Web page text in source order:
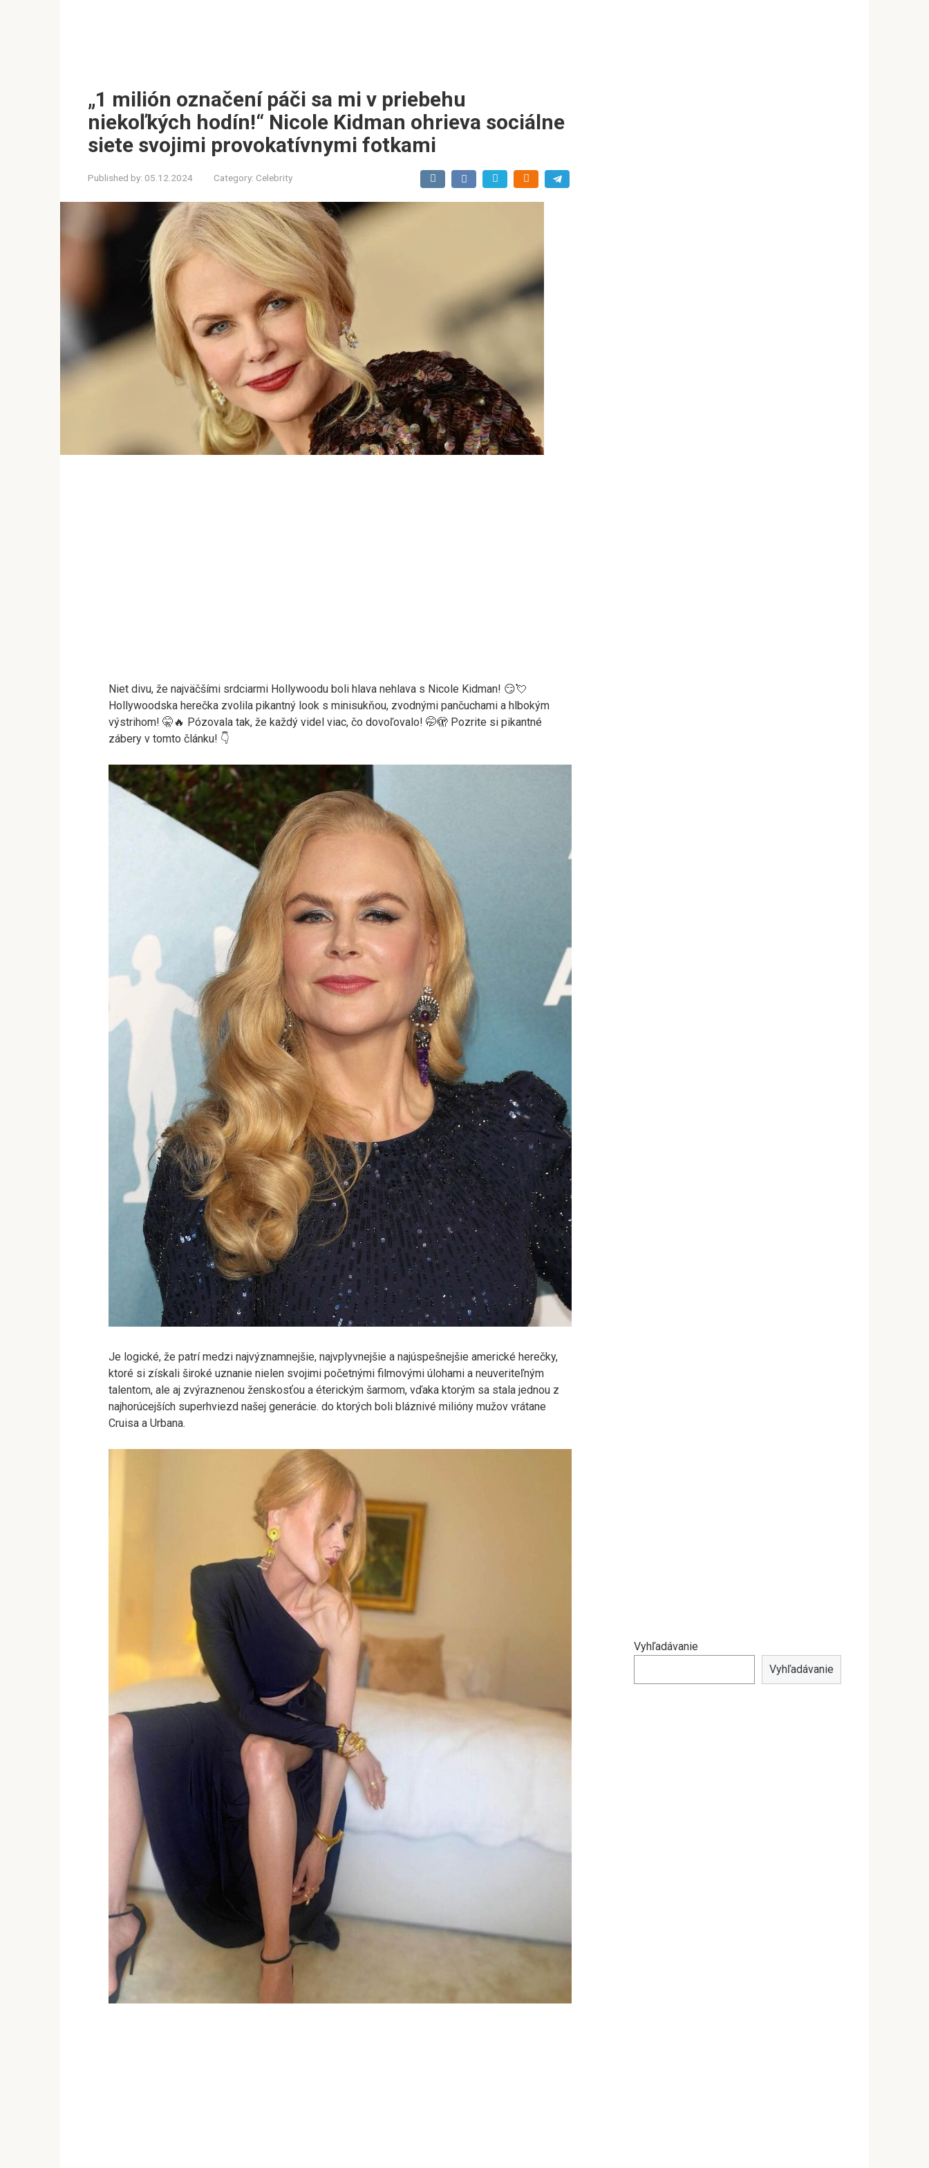
„1 milión označení páči sa mi v priebehu
niekoľkých hodín!“ Nicole Kidman ohrieva sociálne
siete svojimi provokatívnymi fotkami
Published by: 05.12.2024 Category: Celebrity
Niet divu, že najväčšími srdciarmi Hollywoodu boli hlava nehlava s Nicole Kidman! 😏💘
Hollywoodska herečka zvolila pikantný look s minisukňou, zvodnými pančuchami a hlbokým
výstrihom! 🤫🔥 Pózovala tak, že každý videl viac, čo dovoľovalo! 🤭🫣 Pozrite si pikantné
zábery v tomto článku! 👇
Je logické, že patrí medzi najvýznamnejšie, najvplyvnejšie a najúspešnejšie americké herečky,
ktoré si získali široké uznanie nielen svojimi početnými filmovými úlohami a neuveriteľným
talentom, ale aj zvýraznenou ženskosťou a éterickým šarmom, vďaka ktorým sa stala jednou z
najhorúcejších superhviezd našej generácie. do ktorých boli bláznivé milióny mužov vrátane
Cruisa a Urbana.
Vyhľadávanie
Vyhľadávanie